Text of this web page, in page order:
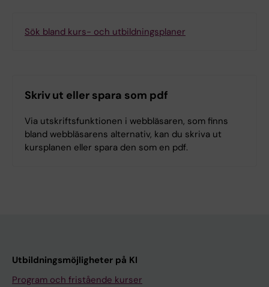
Sök bland kurs- och utbildningsplaner
Skriv ut eller spara som pdf
Via utskriftsfunktionen i webbläsaren, som finns
bland webbläsarens alternativ, kan du skriva ut
kursplanen eller spara den som en pdf.
Utbildningsmöjligheter på KI
Program och fristående kurser